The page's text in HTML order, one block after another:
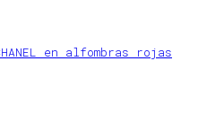
en alfombras rojas